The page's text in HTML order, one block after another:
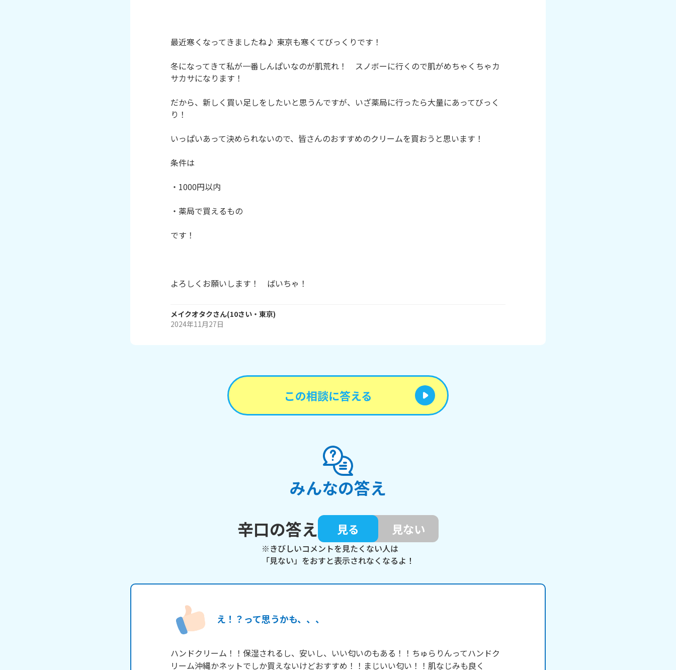
最近寒くなってきましたね♪ 東京も寒くてびっくりです！
冬になってきて私が一番しんぱいなのが肌荒れ！　スノボーに行くので肌がめちゃくちゃカ
サカサになります！
だから、新しく買い足しをしたいと思うんですが、いざ薬局に行ったら大量にあってびっく
り！
いっぱいあって決められないので、皆さんのおすすめのクリームを買おうと思います！
条件は
・1000円以内
・薬局で買えるもの
です！
よろしくお願いします！　ばいちゃ！
メイクオタクさん(10さい・ 東京)
2024年11月27日
この相談に答える
みんなの答え
辛口の答え
見る 見ない
※きびしいコメントを見たくない人は
「見ない」をおすと表示されなくなるよ！
え！？って思うかも、、、
ハンドクリーム！！保湿されるし、安いし、いい匂いのもある！！ちゅらりんってハンドク
リーム沖縄かネットでしか買えないけどおすすめ！！まじいい匂い！！肌なじみも良く